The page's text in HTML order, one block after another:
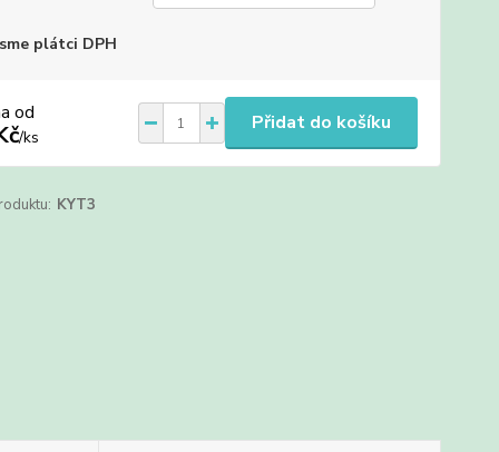
plátci DPH
od
/ks
Přidat do košíku
KYT3